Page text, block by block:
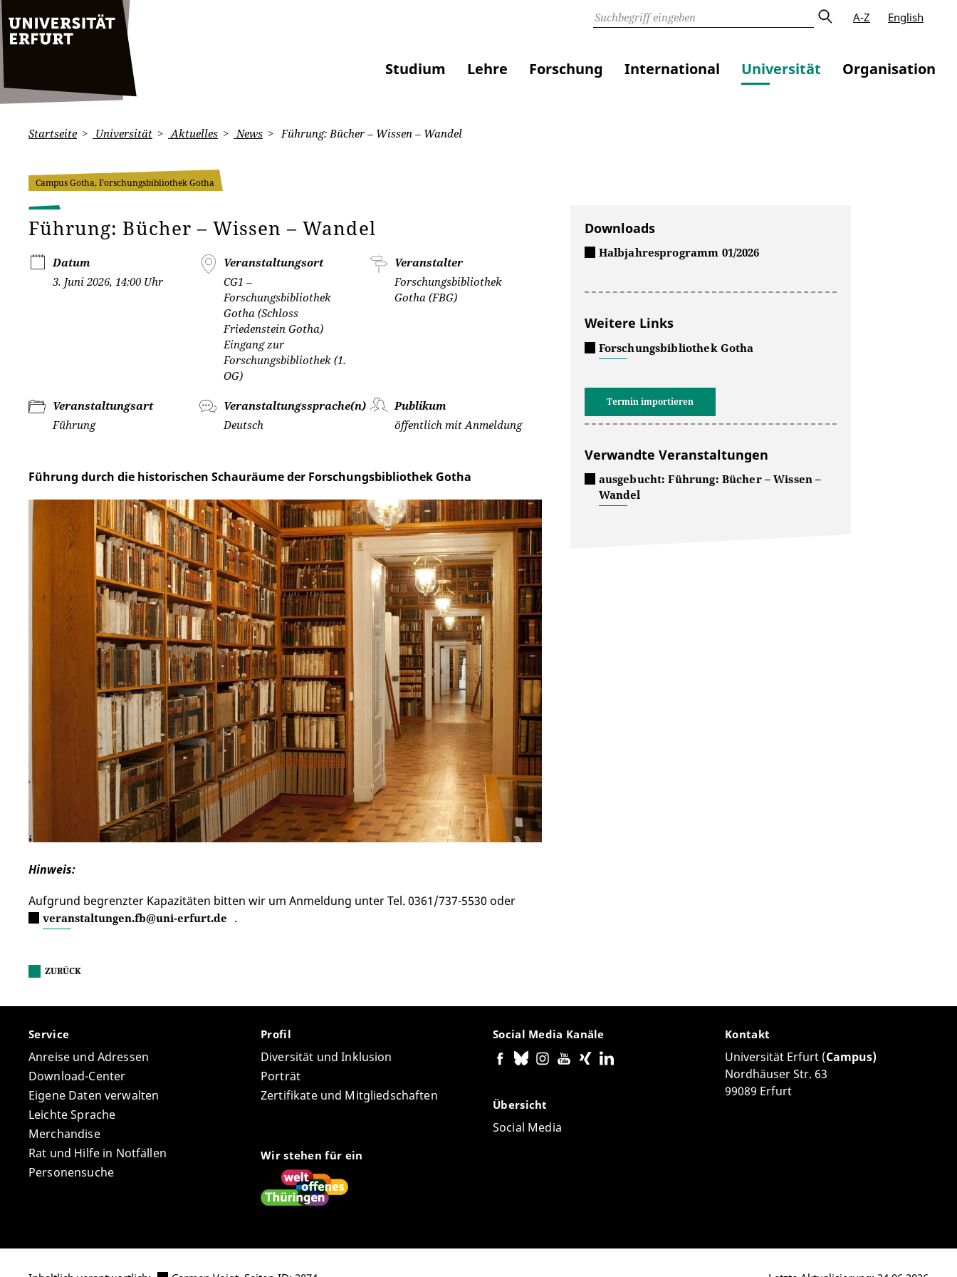
A-Z English
Studium Lehre Forschung International Universität Organisation
Startseite Universität Aktuelles News Führung: Bücher – Wissen – Wandel
Campus Gotha, Forschungsbibliothek Gotha
Führung: Bücher – Wissen – Wandel
Datum
3. Juni 2026, 14:00 Uhr
Veranstaltungsort
CG1 –
Forschungsbibliothek
Gotha (Schloss
Friedenstein Gotha)
Eingang zur
Forschungsbibliothek (1.
OG)
Veranstalter
Forschungsbibliothek
Gotha (FBG)
Veranstaltungsart
Führung
Veranstaltungssprache(n)
Deutsch
Publikum
öffentlich mit Anmeldung
Führung durch die historischen Schauräume der Forschungsbibliothek Gotha
Hinweis:
Aufgrund begrenzter Kapazitäten bitten wir um Anmeldung unter Tel. 0361/737-5530 oder
veranstaltungen.fb@uni-erfurt.de .
Downloads
Halbjahresprogramm 01/2026
Weitere Links
Forschungsbibliothek Gotha
Termin importieren
Verwandte Veranstaltungen
ausgebucht: Führung: Bücher – Wissen –
Wandel
ZURÜCK
Service
Anreise und Adressen
Download-Center
Eigene Daten verwalten
Leichte Sprache
Merchandise
Rat und Hilfe in Notfällen
Personensuche
Profil
Diversität und Inklusion
Porträt
Zertifikate und Mitgliedschaften
Wir stehen für ein
Social Media Kanäle
Übersicht
Social Media
Kontakt
Universität Erfurt (Campus)
Nordhäuser Str. 63
99089 Erfurt